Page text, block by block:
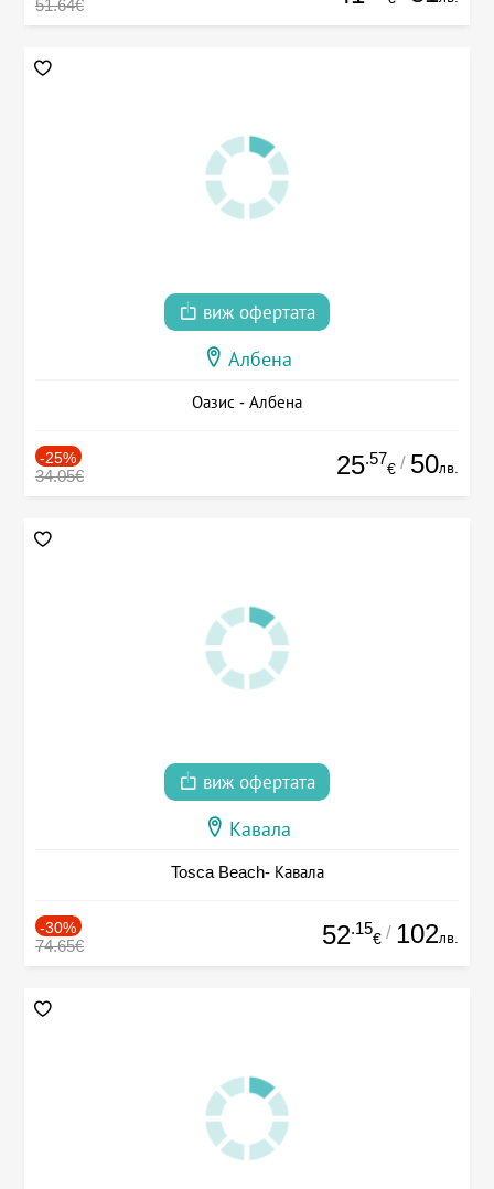
51.64€
виж офертата
Албена
Оазис - Албена
-25%
34.05€ 25.57
€ / 50лв.
виж офертата
Кавала
Tosca Beach- Кавала
-30%
74.65€ 52.15
€ / 102лв.